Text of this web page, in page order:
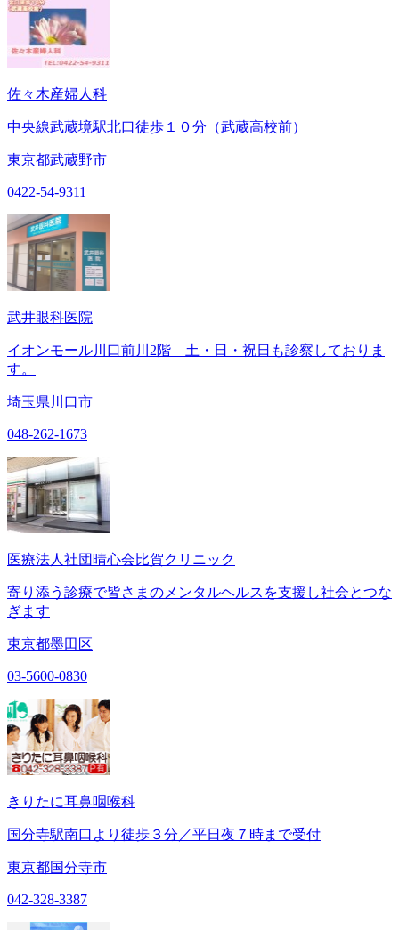
佐々木産婦人科
中央線武蔵境駅北口徒歩１０分（武蔵高校前）
東京都武蔵野市
0422-54-9311
武井眼科医院
イオンモール川口前川2階 土・日・祝日も診察しておりま
す。
埼玉県川口市
048-262-1673
医療法人社団晴心会比賀クリニック
寄り添う診療で皆さまのメンタルヘルスを支援し社会とつな
ぎます
東京都墨田区
03-5600-0830
きりたに耳鼻咽喉科
国分寺駅南口より徒歩３分／平日夜７時まで受付
東京都国分寺市
042-328-3387